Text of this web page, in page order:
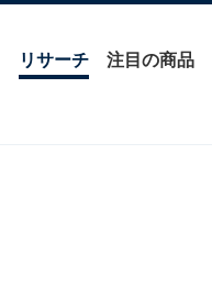
リサーチ 注目の商品